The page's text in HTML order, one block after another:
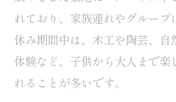
ポット特集
子供と一緒に過ごす
体験
四季の里旭志キャン
れており、家族連れやグルー
休み期間中は、木工や陶芸、自
体験など、子供から大人まで楽
れることが多いです。